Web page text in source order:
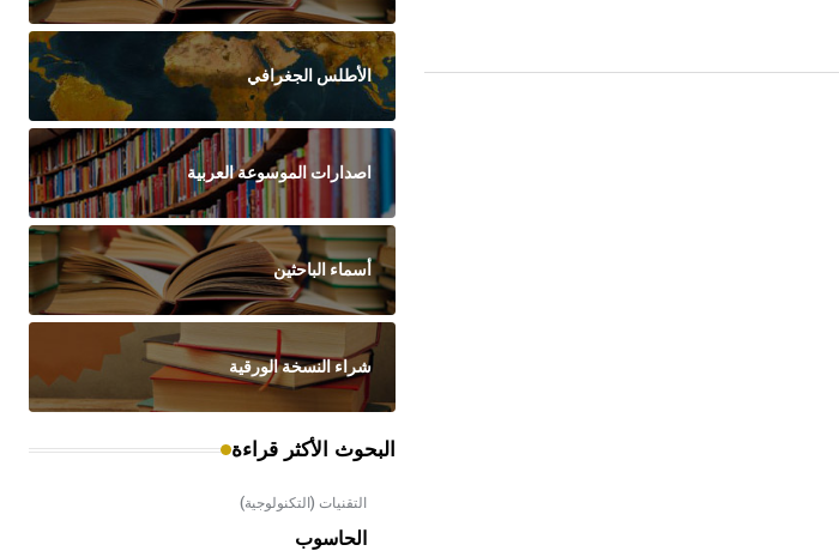
الأطلس الجغرافي
اصدارات الموسوعة العربية
أسماء الباحثين
شراء النسخة الورقية
البحوث الأكثر قراءة
التقنيات (التكنولوجية)
الحاسوب